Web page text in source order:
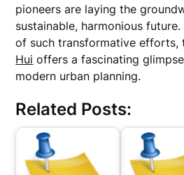
pioneers are laying the
sustainable, harmonious
of such transformative
Hui offers a fascinating
modern urban planning.
Related Posts: